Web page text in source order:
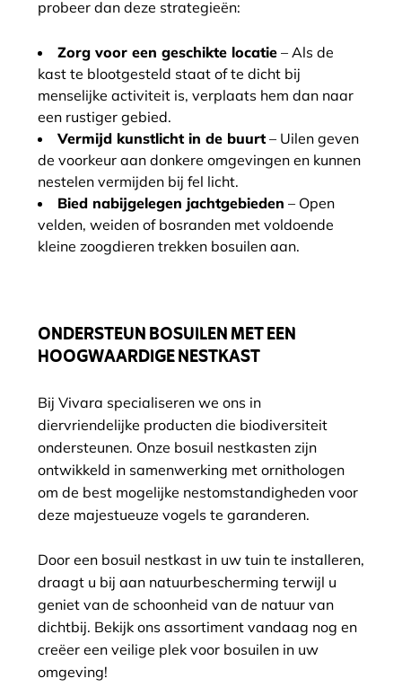
probeer dan deze strategieën:
Zorg voor een geschikte locatie – Als de
kast te blootgesteld staat of te dicht bij
menselijke activiteit is, verplaats hem dan naar
een rustiger gebied.
Vermijd kunstlicht in de buurt– Uilen geven
de voorkeur aan donkere omgevingen en kunnen
nestelen vermijden bij fel licht.
Bied nabijgelegen jachtgebieden – Open
velden, weiden of bosranden met voldoende
kleine zoogdieren trekken bosuilen aan.
ONDERSTEUN BOSUILEN MET EEN
HOOGWAARDIGE NESTKAST
Bij Vivara specialiseren we ons in
diervriendelijke producten die biodiversiteit
ondersteunen. Onze bosuil nestkasten zijn
ontwikkeld in samenwerking met ornithologen
om de best mogelijke nestomstandigheden voor
deze majestueuze vogels te garanderen.
Door een bosuil nestkast in uw tuin te installeren,
draagt u bij aan natuurbescherming terwijl u
geniet van de schoonheid van de natuur van
dichtbij. Bekijk ons assortiment vandaag nog en
creëer een veilige plek voor bosuilen in uw
omgeving!